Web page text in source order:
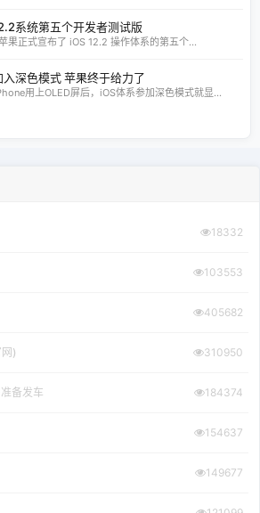
系统第五个开发者测试版
果正式宣布了 iOS 12.2 操作体系的第五个...
入深色模式 苹果终于给力了
用上OLED屏后，iOS体系参加深色模式就显...
18332
103553
405682
) 310950
备发车 184374
154637
149677